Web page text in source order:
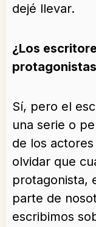
dejé llevar.
¿Los
Sí, pero el
una serie o
de los
olvidar que
protagonista,
parte de
escribimos